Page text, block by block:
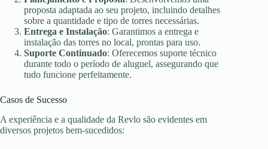
proposta adaptada ao seu projeto, incluindo detalhes
sobre a quantidade e tipo de torres necessárias.
Entrega e Instalação: Garantimos a entrega e
instalação das torres no local, prontas para uso.
Suporte Continuado: Oferecemos suporte técnico
durante todo o período de aluguel, assegurando que
tudo funcione perfeitamente.
Casos de Sucesso
A experiência e a qualidade da Revlo são evidentes em
diversos projetos bem-sucedidos: